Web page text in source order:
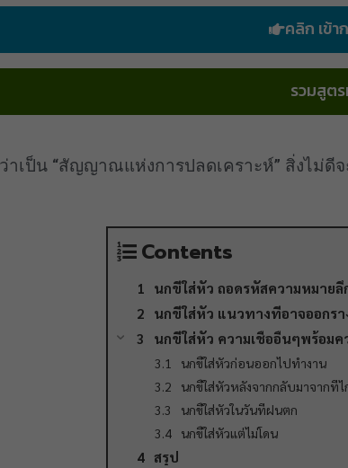
คลิก เข้า
รวมสูต
าเป็น “สัญญาณแห่งการปลดเคราะห์” สิ่งไม่
Contents
นกขี้ใส่หัว ถอดรหัสความหมาย
นกขี้ใส่หัว แนวทางที่อาจออกรา
นกขี้ใส่หัว ความเชื่ออื่นๆพร้อมค
นกขี้ใส่หัวก่อนออกไปทำงาน
นกขี้ใส่หัวหลังจากกลับมาจากที่ไ
นกขี้ใส่หัวในวันที่ฝนตก
นกขี้ใส่หัวแต่ไม่โดน
สรุป